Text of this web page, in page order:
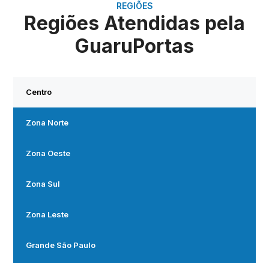
REGIÕES
Regiões Atendidas pela
GuaruPortas
Centro
Zona Norte
Zona Oeste
Zona Sul
Zona Leste
Grande São Paulo